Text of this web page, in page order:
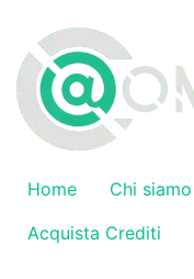
contenuto
Home Chi siamo
Acquista Crediti